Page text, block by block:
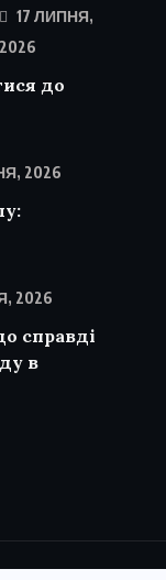
17 ЛИПНЯ,
2026
до
2026
2026
справді
в